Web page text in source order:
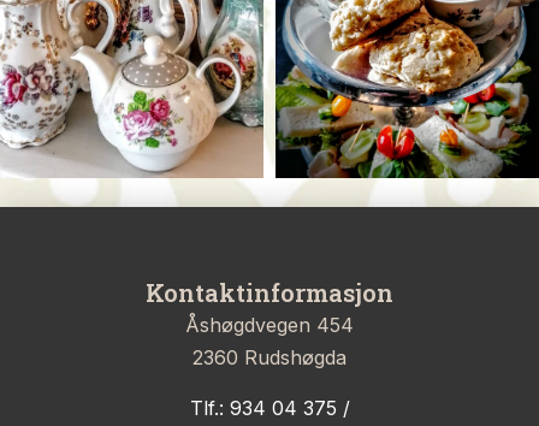
Kontaktinformasjon
Åshøgdvegen 454
2360 Rudshøgda
Tlf.: 934 04 375 /